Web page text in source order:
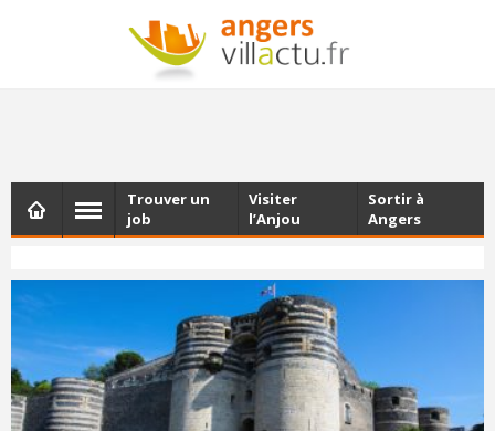
NEWSLETTER
Les dernières actualités d'Angers, chaque vendredi dans
Trouver un
job
Visiter
l’Anjou
Sortir à
Angers